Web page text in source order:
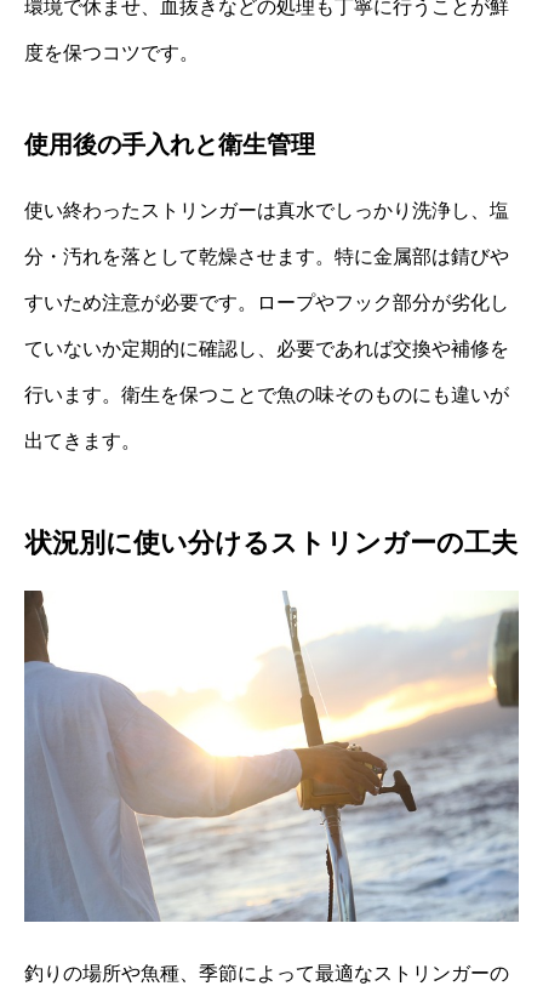
環境で休ませ、血抜きなどの処理も丁寧に行うことが鮮
度を保つコツです。
使用後の手入れと衛生管理
使い終わったストリンガーは真水でしっかり洗浄し、塩
分・汚れを落として乾燥させます。特に金属部は錆びや
すいため注意が必要です。ロープやフック部分が劣化し
ていないか定期的に確認し、必要であれば交換や補修を
行います。衛生を保つことで魚の味そのものにも違いが
出てきます。
状況別に使い分けるストリンガーの工夫
釣りの場所や魚種、季節によって最適なストリンガーの